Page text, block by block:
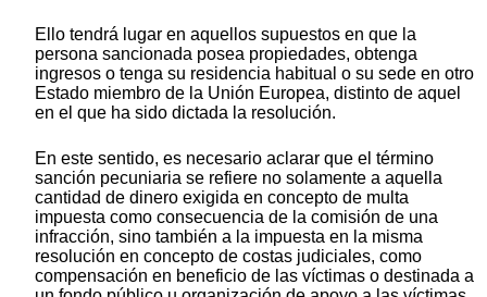
Ello tendrá lugar en aquellos supuestos en que la
persona sancionada posea propiedades, obtenga
ingresos o tenga su residencia habitual o su sede en otro
Estado miembro de la Unión Europea, distinto de aquel
en el que ha sido dictada la resolución.
En este sentido, es necesario aclarar que el término
sanción pecuniaria se refiere no solamente a aquella
cantidad de dinero exigida en concepto de multa
impuesta como consecuencia de la comisión de una
infracción, sino también a la impuesta en la misma
resolución en concepto de costas judiciales, como
compensación en beneficio de las víctimas o destinada a